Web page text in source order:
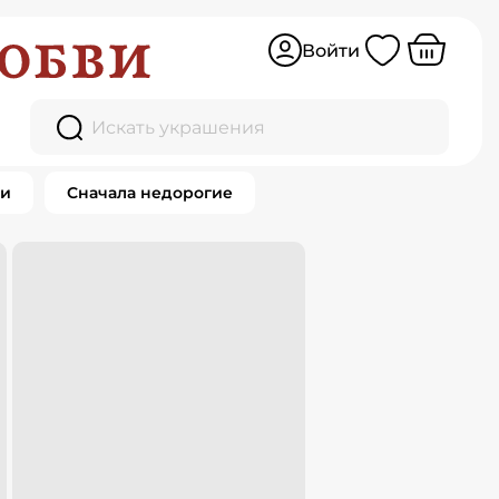
Войти
Искать украшения
Сначала недорогие